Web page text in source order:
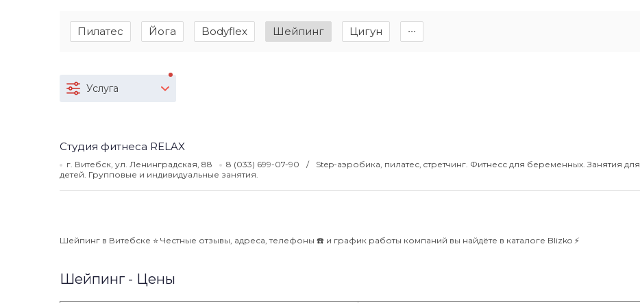
Пилатес Йога Bodyflex Шейпинг Цигун ∙∙∙
Услуга
Студия фитнеса RELAX
г. Витебск, ул. Ленинградская, 88 8 (033) 699-07-90
Step-аэробика, пилатес, cтретчинг. Фитнесс для беременных. Занятия для
детей. Групповые и индивидуальные занятия.
Шейпинг в Витебске ⭐️ Честные отзывы, адреса, телефоны ☎️ и график работы компаний вы найдёте в каталоге Blizko ⚡️
Шейпинг - Цены